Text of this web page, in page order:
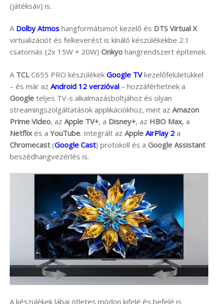
(játéksáv) is.
A Dolby Atmos hangformátumot kezelő és DTS Virtual X
virtualizációt és felkeverést is kínáló készülékekbe 2.1
csatornás (2x 15W + 20W) Onkyo hangrendszert építenek.
A TCLC655 PRO készülékek Google TVkezelőfelületükkel
– és már az Android 12 verzióval – hozzáférhetnek a
Google teljes TV-s alkalmazásboltjához és olyan
streamingszolgáltatások applikációkhoz, mint az Amazon
Prime Video, az Apple TV+, a Disney+, az HBO Max, a
Netflix és a YouTube. Integrált az Apple AirPlay 2 a
Chromecast (Google Cast) protokoll és a Google Assistant
beszédhangvezérlés is.
A készülékek lábai ötletes módon kifelé és befelé is